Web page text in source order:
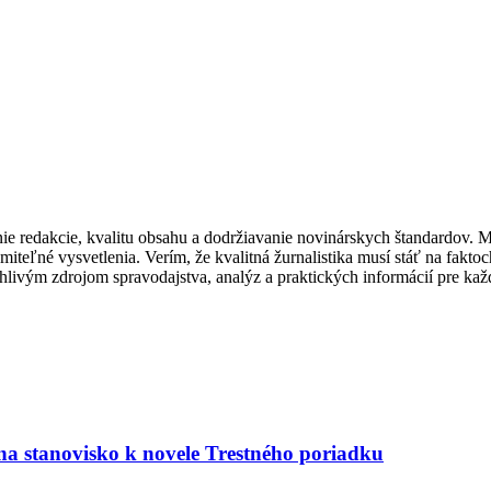
redakcie, kvalitu obsahu a dodržiavanie novinárskych
vysvetlenia. Verím, že kvalitná žurnalistika musí stáť na
zdrojom spravodajstva, analýz a praktických informácií pre
stanovisko k novele Trestného poriadku